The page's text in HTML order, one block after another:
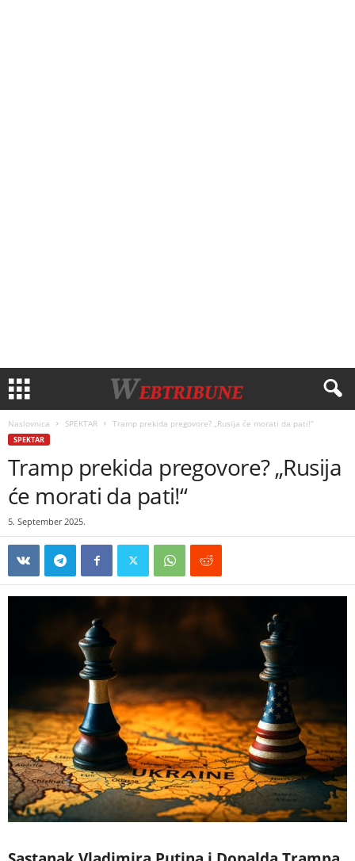
Naslovnica SPEKTAR Tramp prekida pregovore? „Rusija će morati da pati!“
SPEKTAR
Tramp prekida pregovore? „Rusija
će morati da pati!“
5. September 2025.